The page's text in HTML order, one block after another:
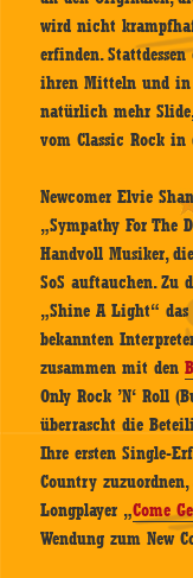
wird nicht
erfinden.
ihren Mitteln und in
natürlich mehr Slide,
vom Classic Rock in
Newcomer Elvie
„Sympathy For The
Handvoll Musiker,
SoS auftauchen. Zu
„Shine A Light“
bekannten
zusammen mit den
Only Rock ’N‘ Roll
überrascht die
Ihre ersten Single-
Country
Longplayer „Come
Wendung zum New